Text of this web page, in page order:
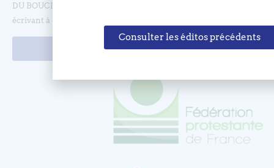
DU BOUCLIER, 4 rue du Bouclier, 67000 STRASBOURG ou en
écrivant à eglise(at)lebouclier.fr
Je m'abonne
Consulter les éditos précédents